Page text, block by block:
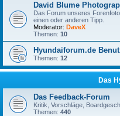
David Blume
Das Forum unseres
einen oder anderen Tipp.
Moderator: DaveX
Themen: 10
Hyundaiforum.de
Themen: 12
Das
Das Feedback-Forum
Kritik, Vorschläge,
Themen: 440